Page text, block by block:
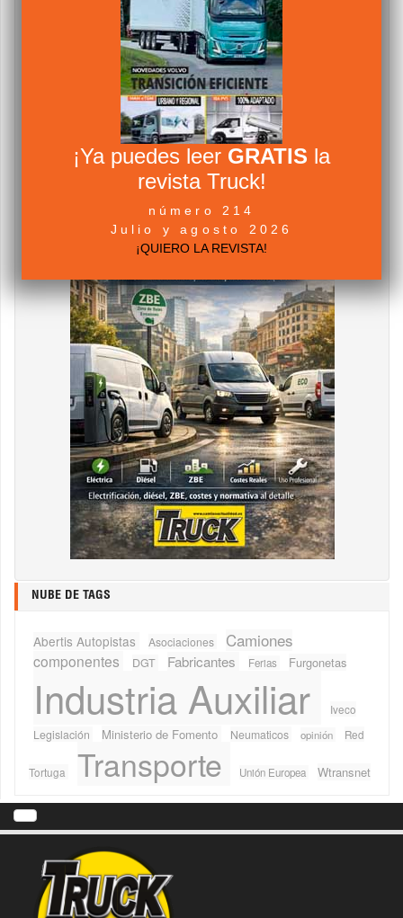
NUBE DE TAGS
Abertis Autopistas Asociaciones Camiones
componentes DGT Fabricantes Ferias Furgonetas
Industria Auxiliar
Iveco
Legislación
Ministerio de Fomento Neumaticos opinión Red
Tortuga Transporte Unión Europea Wtransnet
¡Ya puedes leer GRATIS la
revista Truck!
número 214
Julio y agosto 2026
¡QUIERO LA REVISTA!